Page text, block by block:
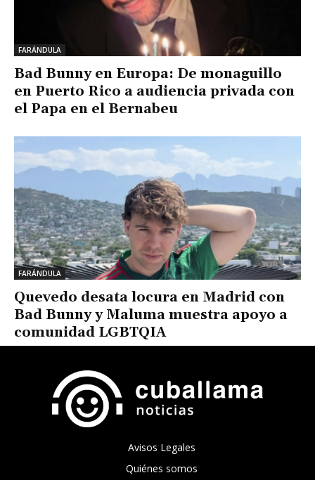
FARÁNDULA
Bad Bunny en Europa: De monaguillo
en Puerto Rico a audiencia privada con
el Papa en el Bernabeu
FARÁNDULA
Quevedo desata locura en Madrid con
Bad Bunny y Maluma muestra apoyo a
comunidad LGBTQIA
Avisos Legales
Quiénes somos